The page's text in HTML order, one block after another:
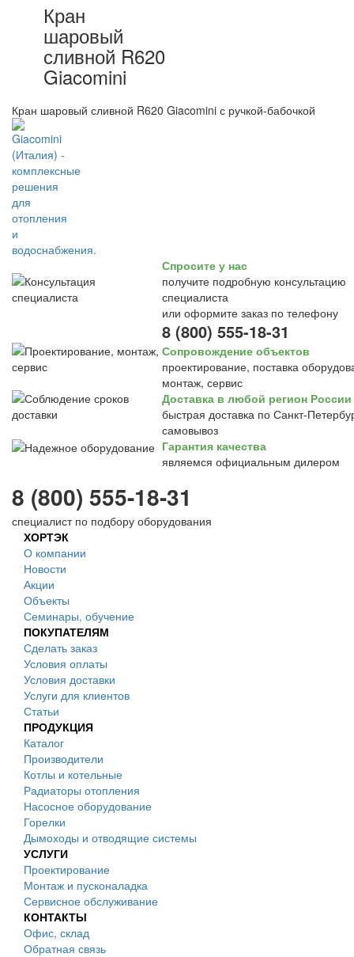
Кран
шаровый
сливной R620
Giacomini
Кран шаровый сливной R620 Giacomini с ручкой-бабочкой
Спросите у нас
получите подробную консультацию
специалиста
или оформите заказ по телефону
8 (800) 555-18-31
Сопровождение объектов
проектирование, поставка
монтаж, сервис
Доставка в любой регион России
быстрая доставка по Санкт-
самовывоз
Гарантия качества
являемся официальным дилером
8 (800) 555-18-31
специалист по подбору оборудования
ХОРТЭК
О компании
Новости
Акции
Объекты
Семинары, обучение
ПОКУПАТЕЛЯМ
Сделать заказ
Условия оплаты
Условия доставки
Услуги для клиентов
Статьи
ПРОДУКЦИЯ
Каталог
Производители
Котлы и котельные
Радиаторы отопления
Насосное оборудование
Горелки
Дымоходы и отводящие системы
УСЛУГИ
Проектирование
Монтаж и пусконаладка
Сервисное обслуживание
КОНТАКТЫ
Офис, склад
Обратная связь